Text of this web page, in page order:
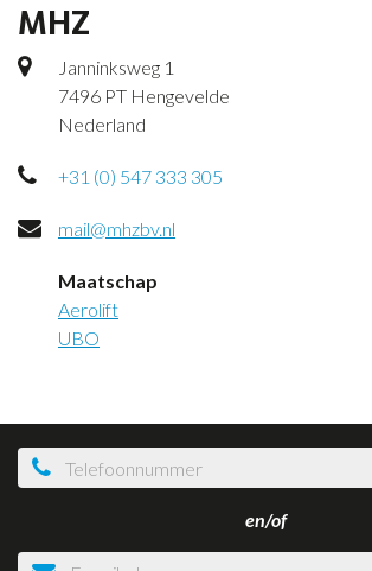
MHZ
Janninksweg 1
7496 PT Hengevelde
Nederland
+31 (0) 547 333 305
mail@mhzbv.nl
Maatschap
Aerolift
UBO
en/of